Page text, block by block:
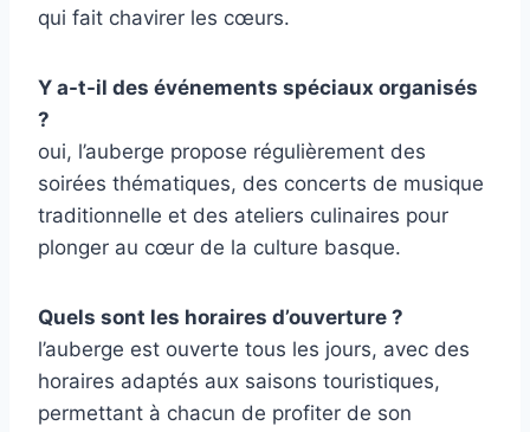
qui fait chavirer les cœurs.
Y a-t-il des événements spéciaux organisés
?
oui, l’auberge propose régulièrement des
soirées thématiques, des concerts de musique
traditionnelle et des ateliers culinaires pour
plonger au cœur de la culture basque.
Quels sont les horaires d’ouverture ?
l’auberge est ouverte tous les jours, avec des
horaires adaptés aux saisons touristiques,
permettant à chacun de profiter de son